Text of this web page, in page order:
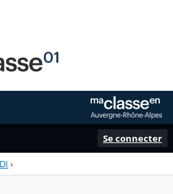
Se connecter
›